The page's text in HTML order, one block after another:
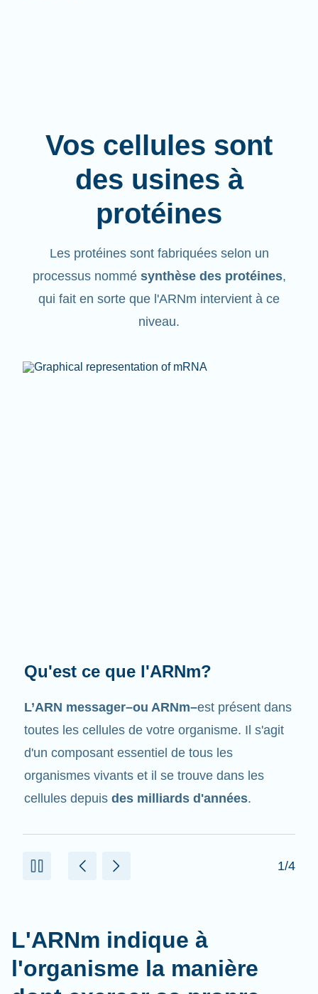
Vos cellules sont
des usines à
protéines
Les protéines sont fabriquées selon un
processus nommé synthèse des protéines,
qui fait en sorte que l'ARNm intervient à ce
niveau.
Que fait-il?
Tout comme son nom l'indique, l'ARNm est un
messager. Il interagit avec d'autres
composants dans les cellules qui aident à créer
des protéines.
l'organisme la manière
dont exercer sa propre